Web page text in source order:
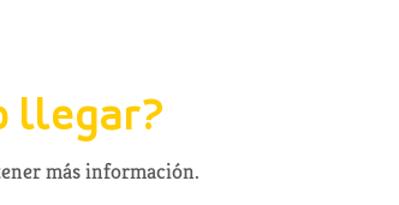
llegar?
más información.